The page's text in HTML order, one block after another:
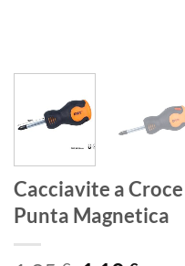
Cacciavite a
Punta Magnetica